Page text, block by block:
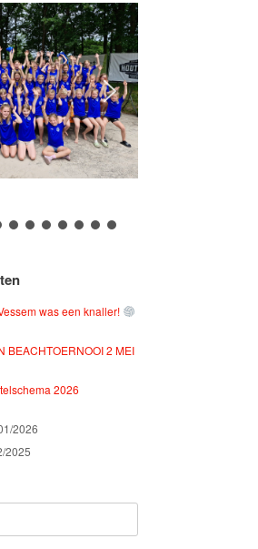
was een knaller!
BEACHTOERNOOI 2 MEI
2026
2026
2025